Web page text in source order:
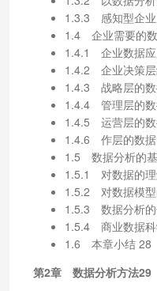
1.3.3 感知型企业
1.4 企业需要的
1.4.1 企业数据应
1.4.2 企业决策层
1.4.3 战略层的
1.4.4 管理层的数
1.4.5 运营层的数
1.4.6 作层的数据
1.5 数据分析的
1.5.1 对数据的
1.5.2 对数据模型
1.5.3 数据分析
1.5.4 商业数据科
1.6 本章小结 28
第2章 数据分析方法29